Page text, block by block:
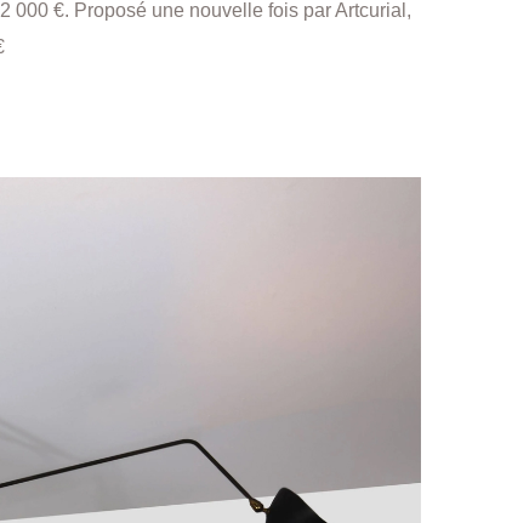
000 €. Proposé une nouvelle fois par Artcurial,